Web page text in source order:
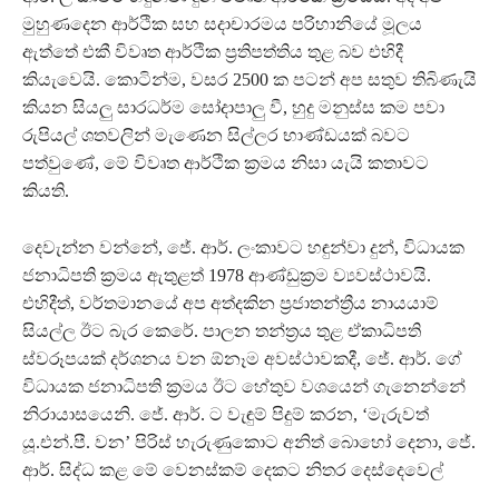
මුහුණදෙන ආර්ථික සහ සදාචාරමය පරිහානියේ මූලය
ඇත්තේ එකී විවෘත ආර්ථික ප්‍රතිපත්තිය තුළ බව එහිදී
කියැවෙයි. කොටින්ම, වසර 2500 ක පටන් අප සතුව තිබිණැයි
කියන සියලු සාරධර්ම සෝදාපාලු වී, හුදු මනුස්ස කම පවා
රුපියල් ශතවලින් මැණෙන සිල්ලර භාණ්ඩයක් බවට
පත්වුණේ, මේ විවෘත ආර්ථික ක්‍රමය නිසා යැයි කතාවට
කියති.
දෙවැන්න වන්නේ, ජේ. ආර්. ලංකාවට හඳුන්වා දුන්, විධායක
ජනාධිපති ක්‍රමය ඇතුළත් 1978 ආණ්ඩුක්‍රම ව්‍යවස්ථාවයි.
එහිදීත්, වර්තමානයේ අප අත්දකින ප්‍රජාතන්ත්‍රීය නායයාම්
සියල්ල ඊට බැර කෙරේ. පාලන තන්ත්‍රය තුළ ඒකාධිපති
ස්වරූපයක් දර්ශනය වන ඕනෑම අවස්ථාවකදී, ජේ. ආර්. ගේ
විධායක ජනාධිපති ක්‍රමය ඊට හේතුව වශයෙන් ගැනෙන්නේ
නිරායාසයෙනි. ජේ. ආර්. ට වැඳුම් පිදුම් කරන, ‘මැරුවත්
යූ.එන්.පී. වන’ පිරිස් හැරුණුකොට අනිත් බොහෝ දෙනා, ජේ.
ආර්. සිද්ධ කළ මේ වෙනස්කම් දෙකට නිතර දෙස්දෙවෙල්